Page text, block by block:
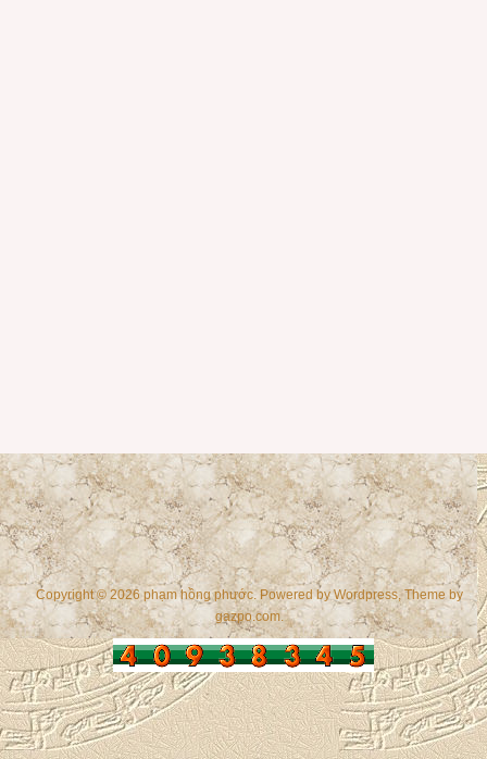
Copyright © 2026 phạm hồng phước. Powered byWordpress, Theme by
gazpo.com.